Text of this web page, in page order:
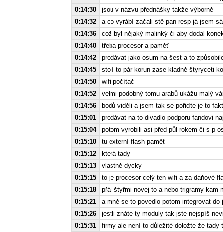
0:14:30
jsou v názvu přednášky takže výborně
0:14:32
a co vyrábí začali stě pan resp já jsem
0:14:36
což byl nějaký malinký či aby dodal
0:14:40
třeba procesor a paměť
0:14:42
prodávat jako osum na šest a to
0:14:45
stojí to pár korun zase kladně štyryceti
0:14:50
wifi počítač
0:14:52
velmi podobný tomu arabů ukážu malý
0:14:56
bodů viděli a jsem tak se pořiďte je to
0:15:01
prodávat na to divadlo podporu fandovi
0:15:04
potom vyrobili asi před půl rokem či s p
0:15:10
tu externí flash paměť
0:15:12
která tady
0:15:13
vlastně dycky
0:15:15
to je procesor celý ten wifi a za daňové
0:15:18
přál štyřmi novej to a nebo trigramy kam
0:15:21
a mně se to povedlo potom integrovat do
0:15:26
jestli znáte ty moduly tak jste nejspíš
0:15:31
firmy ale není to důležité doložte že tady